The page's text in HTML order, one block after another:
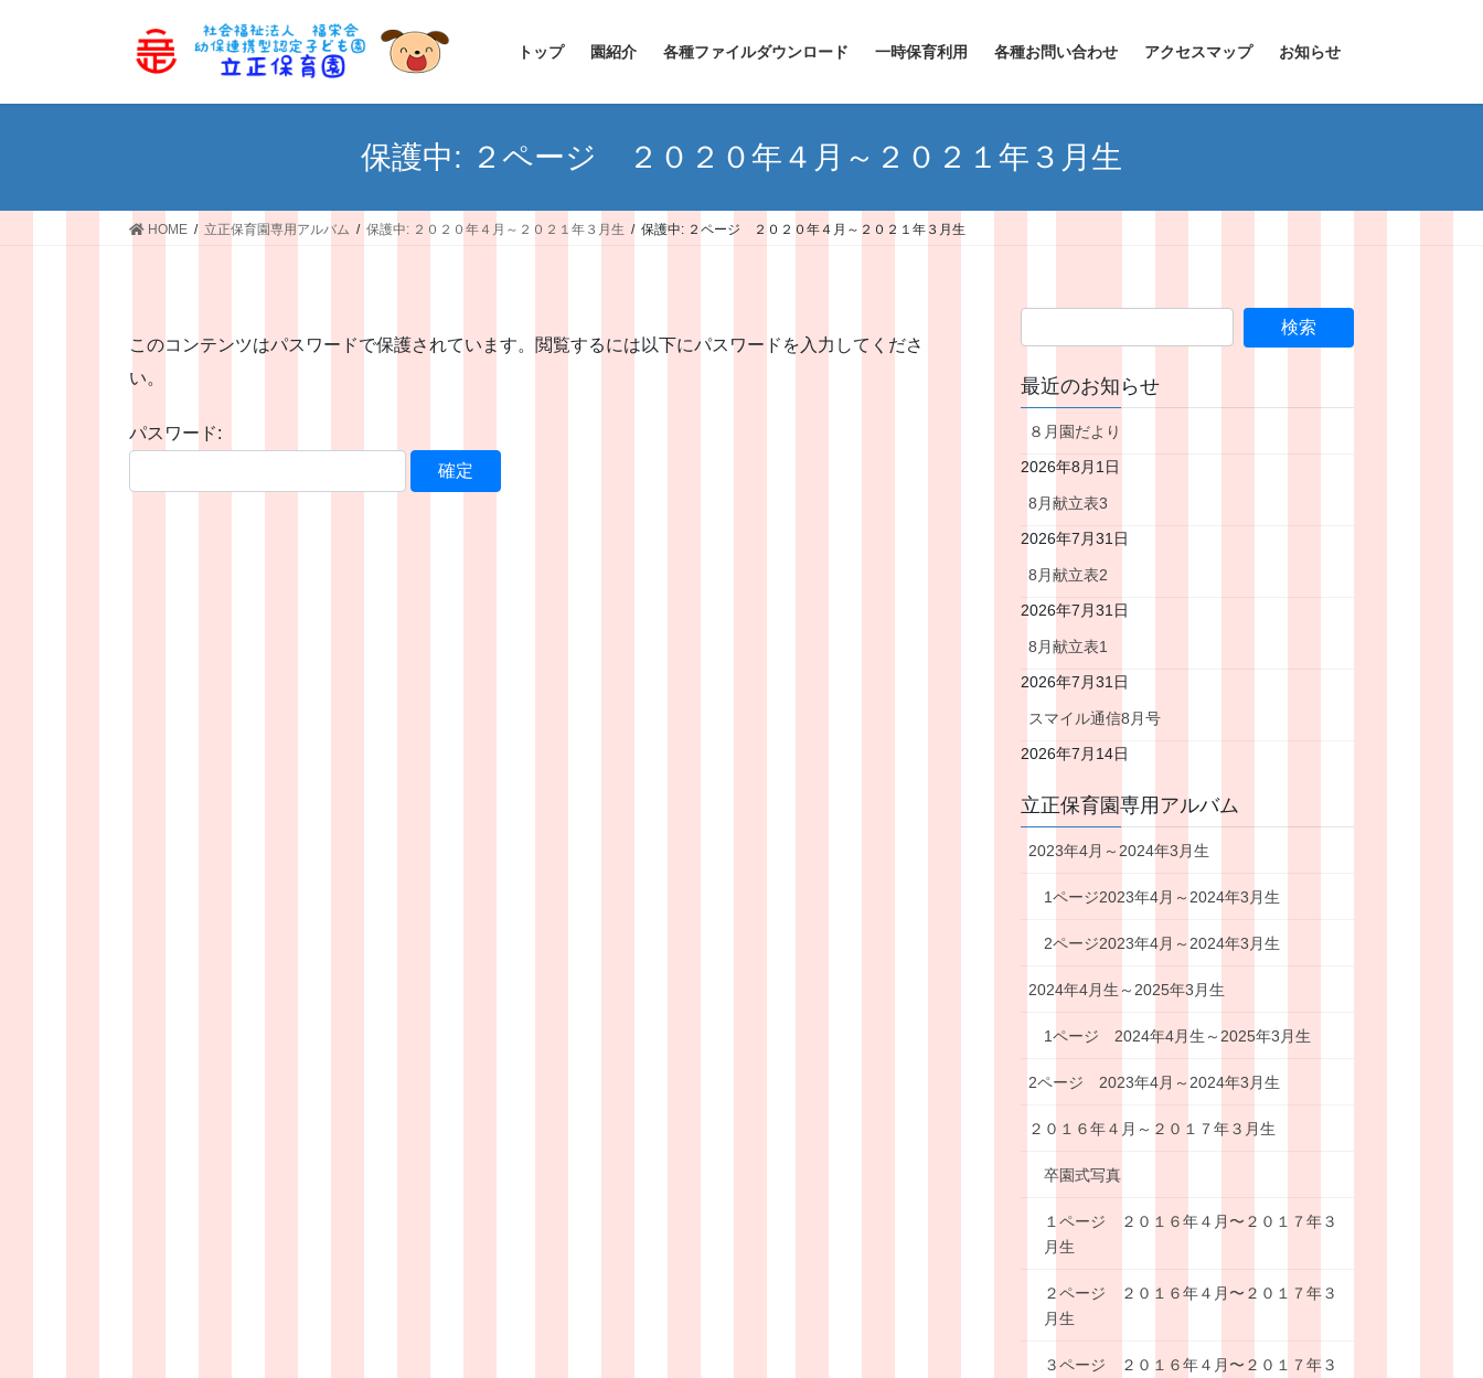
トップ 園紹介 各種ファイルダウンロード 一時保育利用 各種お問い合わせ アクセスマップ お知らせ
保護中: ２ページ ２０２０年４月～２０２１年３月生
HOME 立正保育園専用アルバム 保護中: ２０２０年４月～２０２１年３月生 保護中: ２ページ ２０２０年４月～２０２１年３月生
このコンテンツはパスワードで保護されています。閲覧するには以下にパスワードを入力してくださ
い。
パスワード:
最近のお知らせ
８月園だより
2026年8月1日
8月献立表3
2026年7月31日
8月献立表2
2026年7月31日
8月献立表1
2026年7月31日
スマイル通信8月号
2026年7月14日
立正保育園専用アルバム
2023年4月～2024年3月生
1ページ2023年4月～2024年3月生
2ページ2023年4月～2024年3月生
2024年4月生～2025年3月生
1ページ 2024年4月生～2025年3月生
2ページ 2023年4月～2024年3月生
２０１６年４月～２０１７年３月生
卒園式写真
１ページ ２０１６年４月〜２０１７年３
月生
２ページ ２０１６年４月〜２０１７年３
月生
３ページ ２０１６年４月〜２０１７年３